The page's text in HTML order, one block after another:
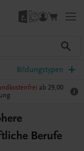
Bildungstypen
ab 29,00
Berufe